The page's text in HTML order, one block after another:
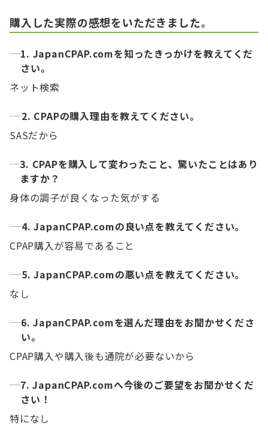
購入した実際の感想をいただきました。
1. JapanCPAP.comを知ったきっかけを教えてくだ
さい。
ネット検索
2. CPAPの購入理由を教えてください。
SASだから
3. CPAPを購入して変わったこと、驚いたことはあり
ますか？
身体の調子が良くなった気がする
4. JapanCPAP.comの良い点を教えてください。
CPAP購入が容易であること
5. JapanCPAP.comの悪い点を教えてください。
なし
6. JapanCPAP.comを選んだ理由をお聞かせくださ
い。
CPAP購入や購入後も通院が必要ないから
7. JapanCPAP.comへ今後のご要望をお聞かせくだ
さい！
特になし